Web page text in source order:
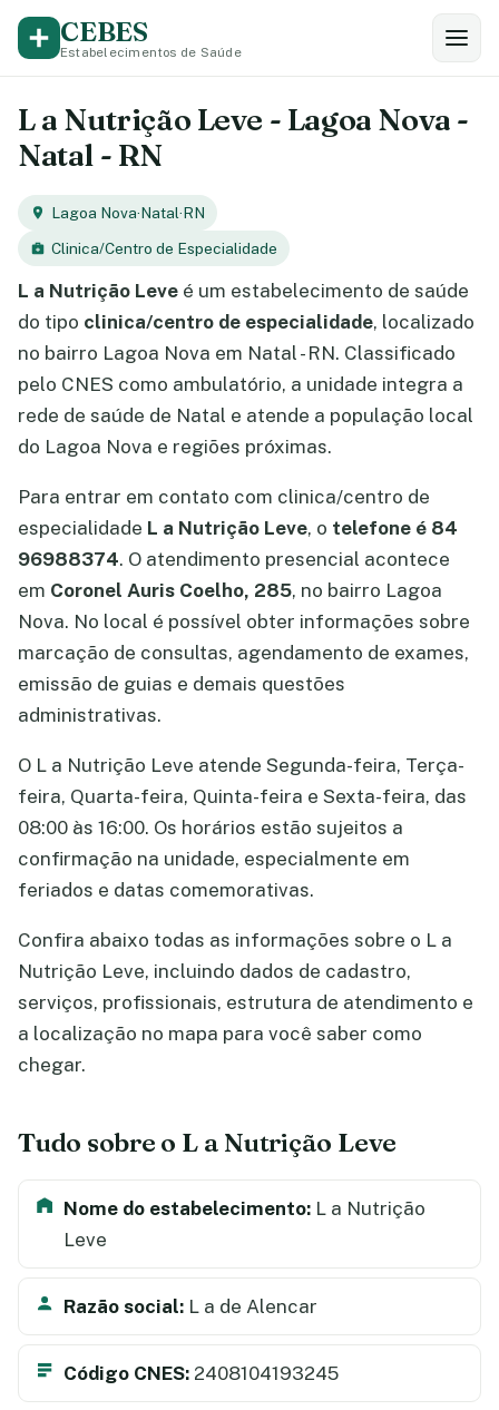
CEBES
Estabelecimentos de Saúde
L a Nutrição Leve - Lagoa Nova -
Natal - RN
Lagoa Nova·Natal·RN
Clinica/Centro de Especialidade
L a Nutrição Leve é um estabelecimento de saúde
do tipo clinica/centro de especialidade, localizado
no bairro Lagoa Nova em Natal - RN. Classificado
pelo CNES como ambulatório, a unidade integra a
rede de saúde de Natal e atende a população local
do Lagoa Nova e regiões próximas.
Para entrar em contato com clinica/centro de
especialidade L a Nutrição Leve, o telefone é 84
96988374. O atendimento presencial acontece
em Coronel Auris Coelho, 285, no bairro Lagoa
Nova. No local é possível obter informações sobre
marcação de consultas, agendamento de exames,
emissão de guias e demais questões
administrativas.
O L a Nutrição Leve atende Segunda-feira, Terça-
feira, Quarta-feira, Quinta-feira e Sexta-feira, das
08:00 às 16:00. Os horários estão sujeitos a
confirmação na unidade, especialmente em
feriados e datas comemorativas.
Confira abaixo todas as informações sobre o L a
Nutrição Leve, incluindo dados de cadastro,
serviços, profissionais, estrutura de atendimento e
a localização no mapa para você saber como
chegar.
Tudo sobre o L a Nutrição Leve
Nome do estabelecimento: L a Nutrição
Leve
Razão social: L a de Alencar
Código CNES: 2408104193245